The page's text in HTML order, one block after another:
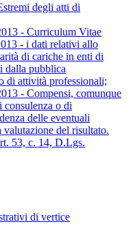
degli atti di
- Curriculum Vitae
- i dati relativi allo
di cariche in enti di
dalla pubblica
di attività professionali;
- Compensi, comunque
o di
delle eventuali
del risultato.
53, c. 14, D.Lgs.
di vertice